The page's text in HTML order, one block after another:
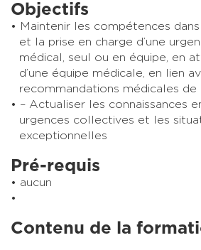
Objectifs
Maintenir les compétences
et la prise en charge d’une
médical, seul ou en équipe, en
d’une équipe médicale, en lien
recommandations médicales de
– Actualiser les connaissances
urgences collectives et les
exceptionnelles
Pré-requis
aucun
Contenu de la